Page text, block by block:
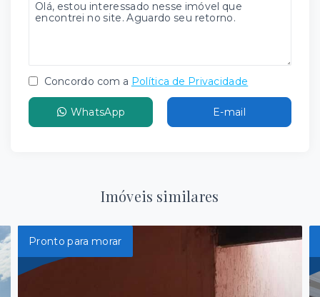
Concordo com a Política de Privacidade
WhatsApp E-mail
Imóveis similares
Pronto para morar